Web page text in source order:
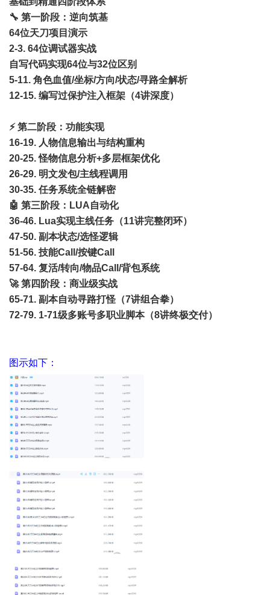
🔧 第一阶段：逆向筑基
64位天刀项目演示
2-3. 64位调试器实战
自写代码实现64位与32位区别
5-11. 角色血值/坐标/方向/状态/寻路全解析
12-15. 编写过保护注入框架（4讲深度）
⚡ 第二阶段：功能实现
16-19. 人物信息输出与结构重构
20-25. 怪物信息分析+多层框架优化
26-29. 明文发包/主线程调用
30-35. 任务系统全链解密
🤖 第三阶段：LUA自动化
36-46. Lua实现主线任务（11讲完整闭环）
47-50. 副本状态/选怪逻辑
51-56. 技能Call/按键Call
57-64. 复活/转向/物品Call/背包系统
🚀 第四阶段：商业级实战
65-71. 副本自动寻路打怪（7讲组合拳）
72-79. 1-71级多账号多职业脚本（8讲终极交付）
图示如下：